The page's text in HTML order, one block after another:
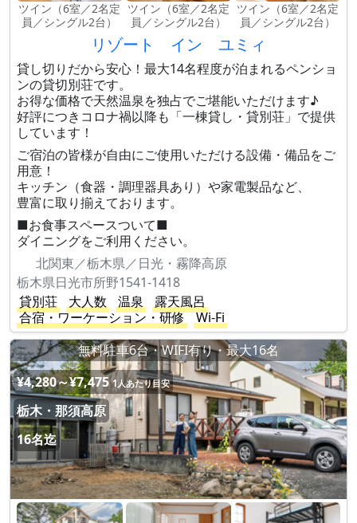
ツイン（6室／2名定
員／シングル2台）
ツイン（6室／2名定
員／シングル2台）
ツイン（6室／2名定
員／シングル2台）
リゾート イン ユミィ
貸し切りだから安心！最大14名程度が泊まれるペンショ
ンの貸切別荘です。
お得な価格で天然温泉を独占でご堪能いただけます♪
好評につきコロナ禍以降も「一棟貸し・貸別荘」で提供
しています！
ご宿泊の皆様が自由にご使用いただける設備・備品をご
用意！
キッチン（食器・調理器具あり）や家電製品など、
豊富に取り揃えております。
■お食事スペースついて■
ダイニングをご利用ください。
北関東／栃木県／日光・霧降高原
栃木県日光市所野1541-1418
貸別荘
大人数 温泉
露天風呂
合宿・ワーケーション・研修
Wi-Fi
無料駐車6台・WIFI有り・最大16名
¥4,280～¥7,475 1人あたり目安
栃木・那須高原
16名迄